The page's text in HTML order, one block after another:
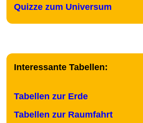
Quizze zum Universum
Interessante Tabellen:
Tabellen zur Erde
Tabellen zur Raumfahrt